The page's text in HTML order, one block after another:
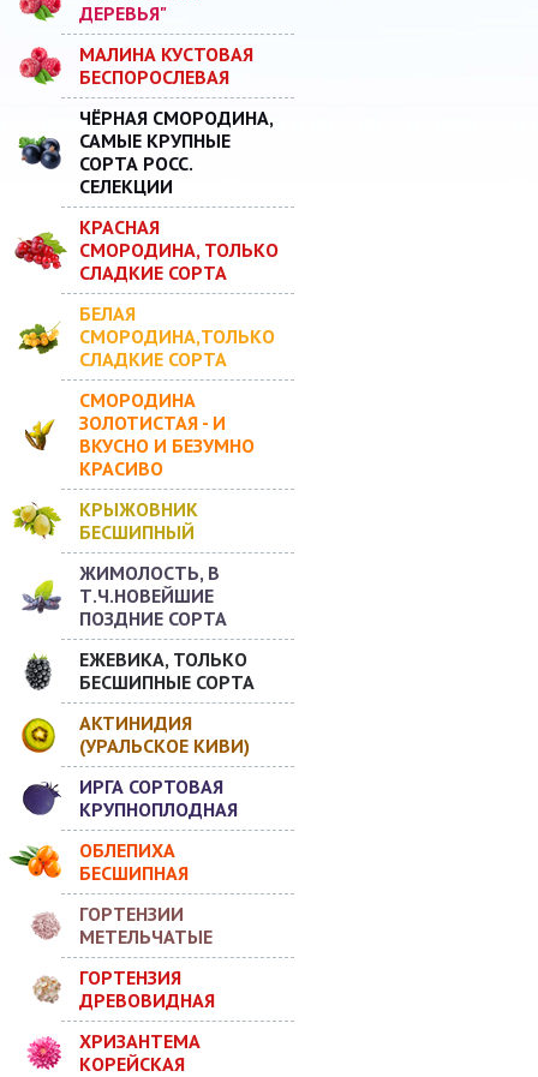
ДЕРЕВЬЯ"
МАЛИНА КУСТОВАЯ
БЕСПОРОСЛЕВАЯ
ЧЁРНАЯ СМОРОДИНА,
САМЫЕ КРУПНЫЕ
СОРТА РОСС.
СЕЛЕКЦИИ
КРАСНАЯ
СМОРОДИНА, ТОЛЬКО
СЛАДКИЕ СОРТА
БЕЛАЯ
СМОРОДИНА,ТОЛЬКО
СЛАДКИЕ СОРТА
СМОРОДИНА
ЗОЛОТИСТАЯ - И
ВКУСНО И БЕЗУМНО
КРАСИВО
КРЫЖОВНИК
БЕСШИПНЫЙ
ЖИМОЛОСТЬ, В
Т.Ч.НОВЕЙШИЕ
ПОЗДНИЕ СОРТА
ЕЖЕВИКА, ТОЛЬКО
БЕСШИПНЫЕ СОРТА
АКТИНИДИЯ
(УРАЛЬСКОЕ КИВИ)
ИРГА СОРТОВАЯ
КРУПНОПЛОДНАЯ
ОБЛЕПИХА
БЕСШИПНАЯ
ГОРТЕНЗИИ
МЕТЕЛЬЧАТЫЕ
ГОРТЕНЗИЯ
ДРЕВОВИДНАЯ
ХРИЗАНТЕМА
КОРЕЙСКАЯ